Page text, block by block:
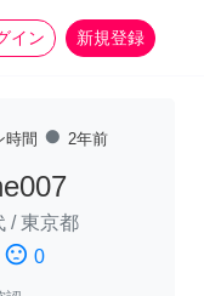
イン 新規登録
事 more_horiz
時間 fiber_manual_record 2年前
/東京都
sentiment_dissatisfied 0